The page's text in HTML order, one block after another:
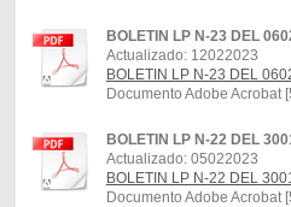
BOLETIN LP N-23 DEL
Actualizado: 12022023
BOLETIN LP N-23 DEL
Documento Adobe Acrobat
BOLETIN LP N-22 DEL
Actualizado: 05022023
BOLETIN LP N-22 DEL
Documento Adobe Acrobat